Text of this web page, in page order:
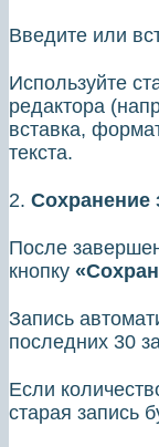
Введите или
Используйте
редактора
вставка,
текста.
2. Сохранение
После
кнопку
Запись
последних 30
Если
старая запись